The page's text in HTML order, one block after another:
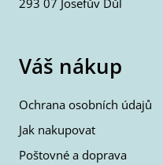
Váš nákup
Ochrana osobních údajů
Jak nakupovat
Poštovné a doprava